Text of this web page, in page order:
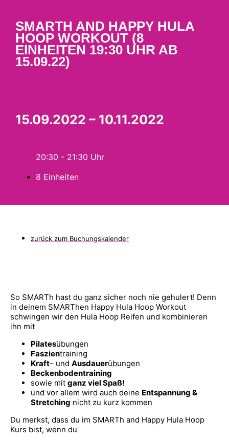
SMARTH AND HAPPY HULA
HOOP WORKOUT (8
EINHEITEN 19:30 UHR AB
15.09.22)
15.09.2022 – 10.11.2022
20:30 - 21:30
8 Einheiten
zurück zum Buchungskalender
So SMARTh hast du ganz sicher noch nie gehulert! Denn
in deinem SMARThen Happy Hula Hoop Workout
schwingen wir den Hula Hoop Reifen und kombinieren
ihn mit
Pilatesübungen
Faszientraining
Kraft– und Ausdauerübungen
Beckenbodentraining
sowie mit ganz viel Spaß!
und vor allem wird auch deine Entspannung &
Stretching nicht zu kurz kommen
Du merkst, dass du im SMARTh and Happy Hula Hoop
Kurs bist, wenn du